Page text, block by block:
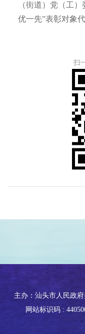
（街道）党（工
优一先”表彰对象
扫
主办：汕头市人民政
网站标识码 :